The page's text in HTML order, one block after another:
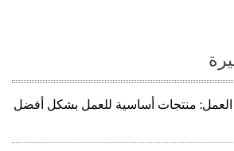
العمل: منتجات أساسية للعمل بشكل أفضل